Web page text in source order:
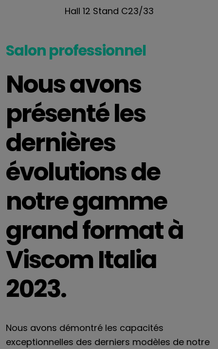
Hall 12 Stand C23/33
Salon professionnel
Nous avons
présenté les
dernières
évolutions de
notre gamme
grand format à
Viscom Italia
2023.
Nous avons démontré les capacités
exceptionnelles des derniers modèles de notre